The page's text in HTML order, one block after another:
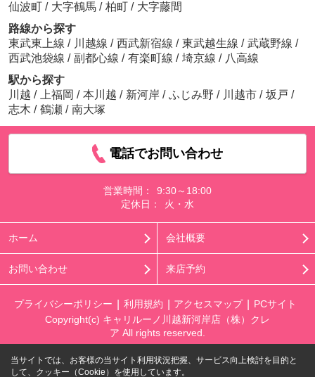
仙波町 / 大字鶴馬 / 柏町 / 大字藤間
路線から探す
東武東上線 / 川越線 / 西武新宿線 / 東武越生線 / 武蔵野線 /
西武池袋線 / 副都心線 / 有楽町線 / 埼京線 / 八高線
駅から探す
川越 / 上福岡 / 本川越 / 新河岸 / ふじみ野 / 川越市 / 坂戸 /
志木 / 鶴瀬 / 南大塚
電話でお問い合わせ
営業時間：
9:30～18:00
定休日：
火・水
ホーム 会社概要
お問い合わせ 来店予約
プライバシーポリシー 利用規約 アクセスマップ
PCサイト
Copyright(c) キャリルーノ川越新河岸店（株）クレ
ア All rights reserved.
当サイトでは、お客様の当サイト利用状況把握、サービス向上検討を目的と
して、クッキー（Cookie）を使用しています。